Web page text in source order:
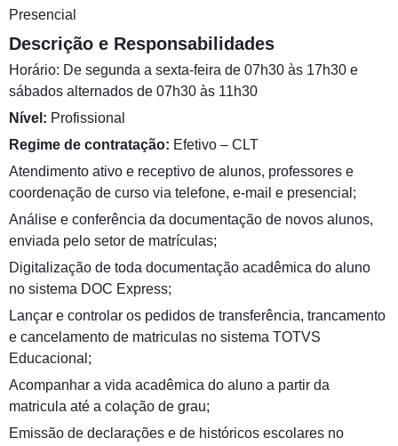
Presencial
Descrição e Responsabilidades
Horário: De segunda a sexta-feira de 07h30 às 17h30 e
sábados alternados de 07h30 às 11h30
Nível: Profissional
Regime de contratação: Efetivo – CLT
Atendimento ativo e receptivo de alunos, professores e
coordenação de curso via telefone, e-mail e presencial;
Análise e conferência da documentação de novos alunos,
enviada pelo setor de matrículas;
Digitalização de toda documentação acadêmica do aluno
no sistema DOC Express;
Lançar e controlar os pedidos de transferência, trancamento
e cancelamento de matriculas no sistema TOTVS
Educacional;
Acompanhar a vida acadêmica do aluno a partir da
matricula até a colação de grau;
Emissão de declarações e de históricos escolares no